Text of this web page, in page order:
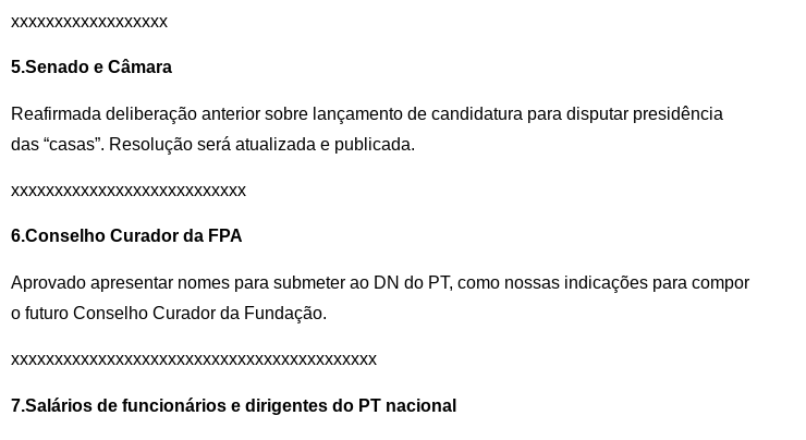
xxxxxxxxxxxxxxxxxx
5.Senado e Câmara
Reafirmada deliberação anterior sobre lançamento de candidatura para disputar presidência
das “casas”. Resolução será atualizada e publicada.
xxxxxxxxxxxxxxxxxxxxxxxxxxx
6.Conselho Curador da FPA
Aprovado apresentar nomes para submeter ao DN do PT, como nossas indicações para compor
o futuro Conselho Curador da Fundação.
xxxxxxxxxxxxxxxxxxxxxxxxxxxxxxxxxxxxxxxxxx
7.Salários de funcionários e dirigentes do PT nacional